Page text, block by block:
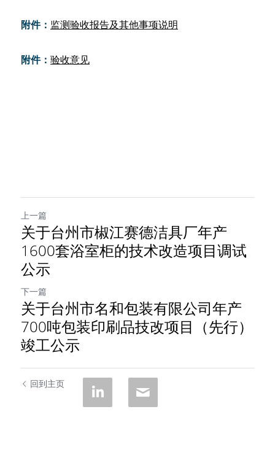
附件： 监测验收报告及其他事项说明
附件： 验收意见
上一篇
关于台州市椒江赛德洁具厂年产
1600套浴室柜的技术改造项目调试
公示
下一篇
关于台州市名和包装有限公司年产
700吨包装印刷品技改项目（先行）
竣工公示
回到主页